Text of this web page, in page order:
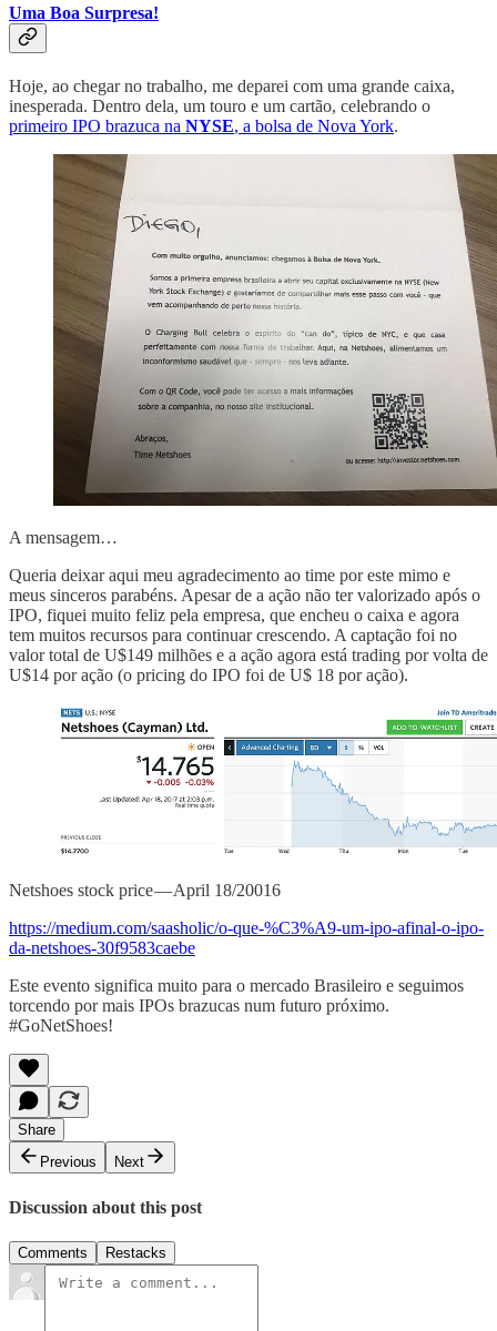
Uma Boa Surpresa!
Hoje, ao chegar no trabalho, me deparei com uma grande caixa,
inesperada. Dentro dela, um touro e um cartão, celebrando o
primeiro IPO brazuca na NYSE, a bolsa de Nova York.
A mensagem…
Queria deixar aqui meu agradecimento ao time por este mimo e
meus sinceros parabéns. Apesar de a ação não ter valorizado após o
IPO, fiquei muito feliz pela empresa, que encheu o caixa e agora
tem muitos recursos para continuar crescendo. A captação foi no
valor total de U$149 milhões e a ação agora está trading por volta de
U$14 por ação (o pricing do IPO foi de U$ 18 por ação).
Netshoes stock price — April 18/20016
https://medium.com/saasholic/o-que-%C3%A9-um-ipo-afinal-o-ipo-
da-netshoes-30f9583caebe
Este evento significa muito para o mercado Brasileiro e seguimos
torcendo por mais IPOs brazucas num futuro próximo.
#GoNetShoes!
Share
Previous
Next
Discussion about this post
Comments Restacks